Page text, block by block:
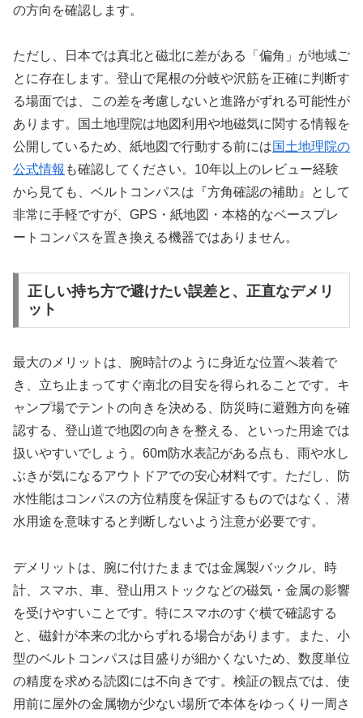
の方向を確認します。
ただし、日本では真北と磁北に差がある「偏角」が地域ご
とに存在します。登山で尾根の分岐や沢筋を正確に判断す
る場面では、この差を考慮しないと進路がずれる可能性が
あります。国土地理院は地図利用や地磁気に関する情報を
公開しているため、紙地図で行動する前には国土地理院の
公式情報 も確認してください。10年以上のレビュー経験
から見ても、ベルトコンパスは『方角確認の補助』として
非常に手軽ですが、GPS・紙地図・本格的なベースプレ
ートコンパスを置き換える機器ではありません。
正しい持ち方で避けたい誤差と、正直なデメリ
ット
最大のメリットは、腕時計のように身近な位置へ装着で
き、立ち止まってすぐ南北の目安を得られることです。キ
ャンプ場でテントの向きを決める、防災時に避難方向を確
認する、登山道で地図の向きを整える、といった用途では
扱いやすいでしょう。60m防水表記がある点も、雨や水し
ぶきが気になるアウトドアでの安心材料です。ただし、防
水性能はコンパスの方位精度を保証するものではなく、潜
水用途を意味すると判断しないよう注意が必要です。
デメリットは、腕に付けたままでは金属製バックル、時
計、スマホ、車、登山用ストックなどの磁気・金属の影響
を受けやすいことです。特にスマホのすぐ横で確認する
と、磁針が本来の北からずれる場合があります。また、小
型のベルトコンパスは目盛りが細かくないため、数度単位
の精度を求める読図には不向きです。検証の観点では、使
用前に屋外の金属物が少ない場所で本体をゆっくり一周さ